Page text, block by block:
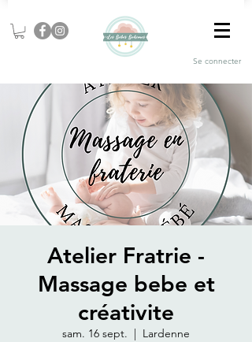
Se connecter
Atelier Fratrie -
Massage bebe et
créativite
sam. 16 sept.
  |
Lardenne